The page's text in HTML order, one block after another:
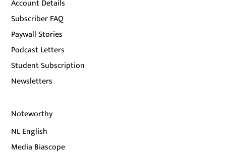
Account Details
Subscriber FAQ
Paywall Stories
Podcast Letters
Student Subscription
Newsletters
Noteworthy
NL English
Media Biascope